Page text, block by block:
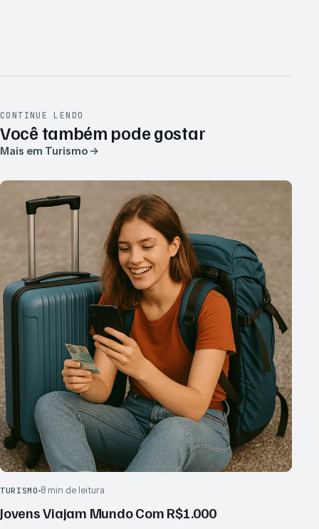
CONTINUE LENDO
Você também pode gostar
Mais em Turismo
TURISMO 8 min de leitura
Jovens Viajam Mundo Com R$1.000